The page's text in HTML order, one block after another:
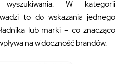
wyszukiwania. W kategorii
to do wskazania jednego
lub marki – co znacząco
na widoczność brandów.